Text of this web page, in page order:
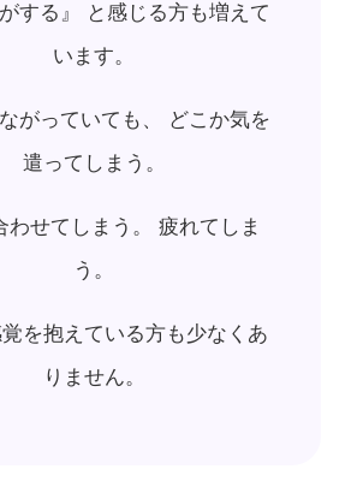
する』 と感じる方も増えて
います。
がっていても、 どこか気を
遣ってしまう。
わせてしまう。 疲れてしま
う。
を抱えている方も少なくあ
りません。